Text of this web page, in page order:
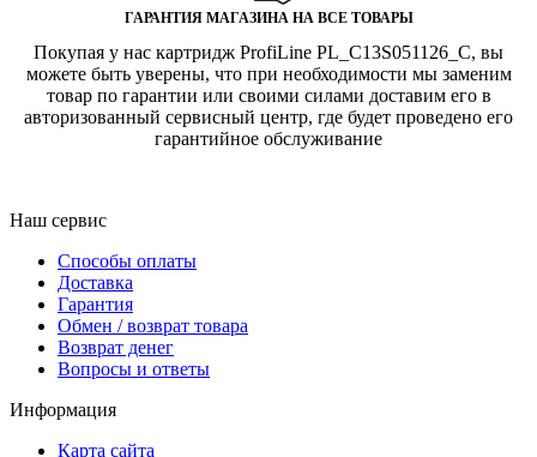
ГАРАНТИЯ МАГАЗИНА НА ВСЕ ТОВАРЫ
Покупая у нас картридж ProfiLine PL_C13S051126_C, вы
можете быть уверены, что при необходимости мы заменим
товар по гарантии или своими силами доставим его в
авторизованный сервисный центр, где будет проведено его
гарантийное обслуживание
Наш сервис
Способы оплаты
Доставка
Гарантия
Обмен / возврат товара
Возврат денег
Вопросы и ответы
Информация
Карта сайта